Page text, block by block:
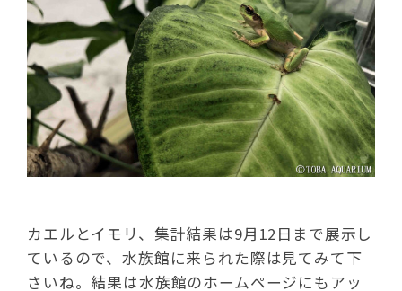
カエルとイモリ、集計結果は9月12日まで展示し
ているので、水族館に来られた際は見てみて下
さいね。結果は水族館のホームページにもアッ